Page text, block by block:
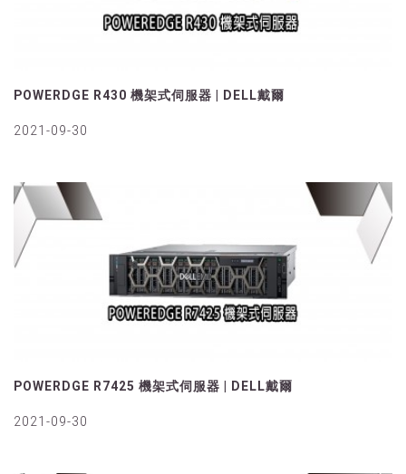
POWERDGE R430 機架式伺服器 | DELL戴爾
2021-09-30
POWERDGE R7425 機架式伺服器 | DELL戴爾
2021-09-30